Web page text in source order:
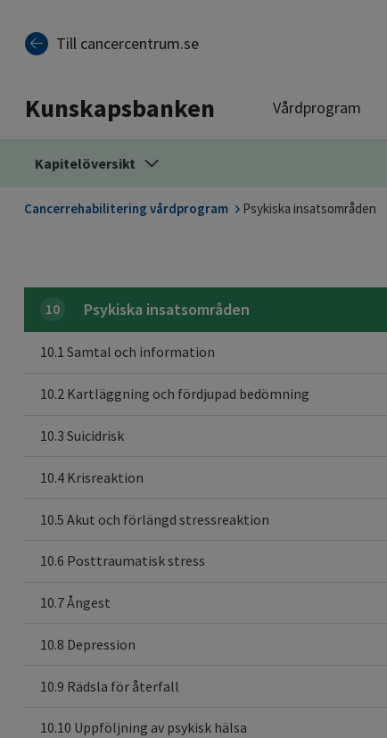
Till cancercentrum.se
Kunskapsbanken Vårdprogram
Kapitelöversikt
Cancerrehabilitering vårdprogram Psykiska insatsområden
10 Psykiska insatsområden
10.1 Samtal och information
10.2 Kartläggning och fördjupad bedömning
10.3 Suicidrisk
10.4 Krisreaktion
10.5 Akut och förlängd stressreaktion
10.6 Posttraumatisk stress
10.7 Ångest
10.8 Depression
10.9 Rädsla för återfall
10.10 Uppföljning av psykisk hälsa